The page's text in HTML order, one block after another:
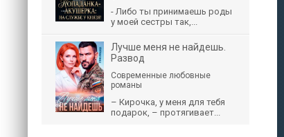
- Либо ты принимаешь роды
у моей сестры так,...
Лучше меня не найдешь.
Развод
Современные любовные
романы
– Кирочка, у меня для тебя
подарок, – протягивает...